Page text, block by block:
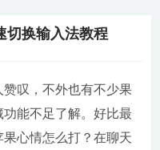
切换输入法教程
叹，不外也有不少果
能不足了解。好比最
心情怎么打？在聊天